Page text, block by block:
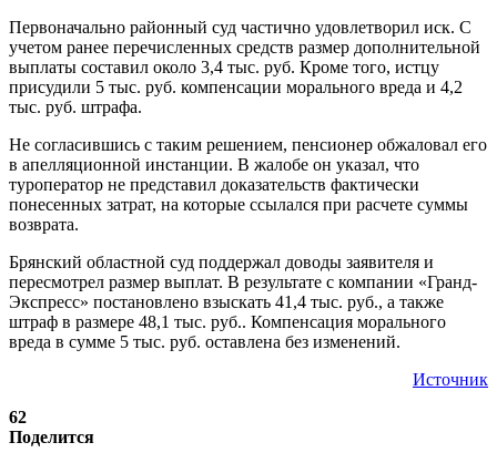
Первоначально районный суд частично удовлетворил иск. С
учетом ранее перечисленных средств размер дополнительной
выплаты составил около 3,4 тыс. руб. Кроме того, истцу
присудили 5 тыс. руб. компенсации морального вреда и 4,2
тыс. руб. штрафа.
Не согласившись с таким решением, пенсионер обжаловал его
в апелляционной инстанции. В жалобе он указал, что
туроператор не представил доказательств фактически
понесенных затрат, на которые ссылался при расчете суммы
возврата.
Брянский областной суд поддержал доводы заявителя и
пересмотрел размер выплат. В результате с компании «Гранд-
Экспресс» постановлено взыскать 41,4 тыс. руб., а также
штраф в размере 48,1 тыс. руб.. Компенсация морального
вреда в сумме 5 тыс. руб. оставлена без изменений.
Источник
62
Поделится